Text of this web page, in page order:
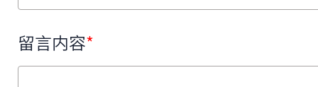
留言内容*